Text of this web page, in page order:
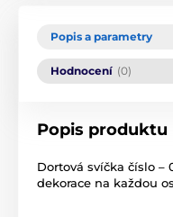
Popis a parametry
Hodnocení (0)
Popis produktu
Dortová svíčka číslo –
dekorace na každou